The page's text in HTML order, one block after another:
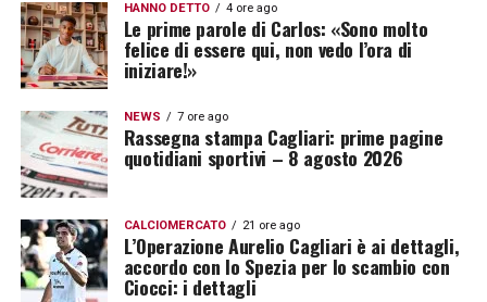
HANNO DETTO 4 ore ago
Le prime parole di Carlos: «Sono molto
felice di essere qui, non vedo l’ora di
iniziare!»
NEWS 7 ore ago
Rassegna stampa Cagliari: prime pagine
quotidiani sportivi – 8 agosto 2026
CALCIOMERCATO 21 ore ago
L’Operazione Aurelio Cagliari è ai dettagli,
accordo con lo Spezia per lo scambio con
Ciocci: i dettagli